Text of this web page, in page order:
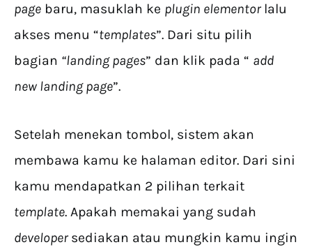
page baru, masuklah ke plugin elementor lalu
akses menu “templates”. Dari situ pilih
bagian “landing pages” dan klik pada “ add
new landing page”.
Setelah menekan tombol, sistem akan
membawa kamu ke halaman editor. Dari sini
kamu mendapatkan 2 pilihan terkait
template. Apakah memakai yang sudah
developer sediakan atau mungkin kamu ingin